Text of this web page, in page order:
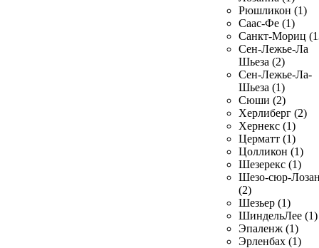
Рюшликон (1)
Саас-Фе (1)
Санкт-Мориц
Сен-Лежье-Ла
Шьеза (2)
Сен-Лежье-Ла-
Шьеза (1)
Сюши (2)
Херлиберг (2)
Хернекс (1)
Церматт (1)
Цолликон (1)
Шезерекс (1)
Шезо-сюр-
(2)
Шезьер (1)
ШиндельЛее (1)
Эпаленж (1)
Эрленбах (1)